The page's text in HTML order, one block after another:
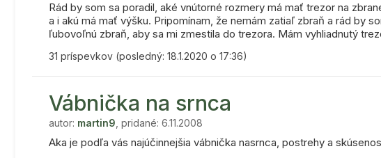
Rád by som sa poradil, aké vnútorné rozmery má mať trezor na
a i akú má mať výšku. Pripomínam, že nemám zatiaľ zbraň a rád by
ľubovoľnú zbraň, aby sa mi zmestila do trezora. Mám vyhliadnutý
31 príspevkov (posledný: 18.1.2020 o 17:36)
Vábnička na srnca
autor: martin9 , pridané: 6.11.2008
Aka je podľa vás najúčinnejšia vábnička nasrnca, postrehy a